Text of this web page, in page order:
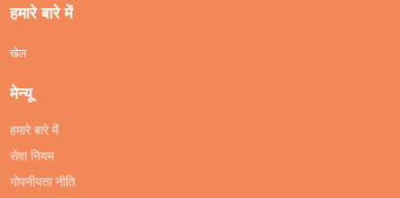
हमारे बारे में
खेल
मेन्यू
हमारे बारे में
सेवा नियम
गोपनीयता नीति